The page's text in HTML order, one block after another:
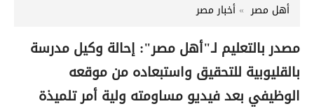
أهل مصر أخبار مصر
مصدر بالتعليم لـ"أهل مصر": إحالة وكيل مدرسة
بالقليوبية للتحقيق واستبعاده من موقعه
الوظيفي بعد فيديو مساومته ولية أمر تلميذة